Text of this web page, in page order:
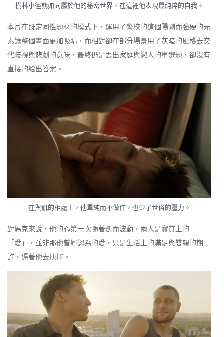
樹林小徑就如同屬於他的秘密世界，在這裡他表現最純粹的自我。
本片在既定同性題材的模式下，運用了警校的這個陽剛而強硬的元
素讓整個畫面更加吸睛，而相對卻在部分場景用了灰暗的風格去交
代歧視與悲劇的意味，最終仍是丟出家庭與戀人的單選題，卻沒有
直接的給出答案。
在與凱的相處上，他單純而不做作，也少了世俗的壓力。
對馬克來說，他的心第一次隨著凱而波動，兩人是實質上的
「愛」，並非那他曾經認為的愛，只是生活上的滿足與雙親的期
許，逼著他去抉擇。